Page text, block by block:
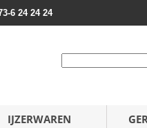
6 24 24 24
IJZERWAREN